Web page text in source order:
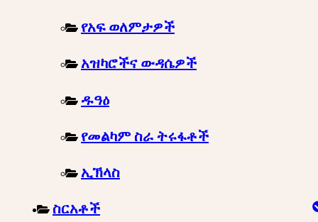
የአፍ ወለምታዎች
አዝካሮችና ውዳሴዎች
ዱዓዕ
የመልካም ስራ ትሩፋቶች
ኢኽላስ
ስርአቶች